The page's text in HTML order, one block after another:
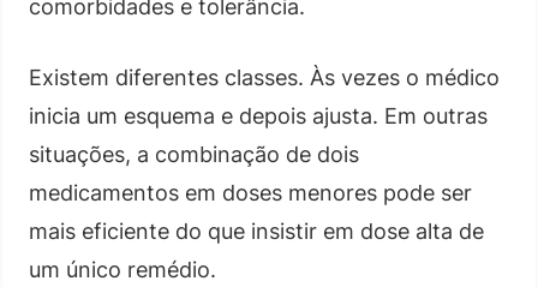
comorbidades e tolerância.
Existem diferentes classes. Às vezes o médico
inicia um esquema e depois ajusta. Em outras
situações, a combinação de dois
medicamentos em doses menores pode ser
mais eficiente do que insistir em dose alta de
um único remédio.